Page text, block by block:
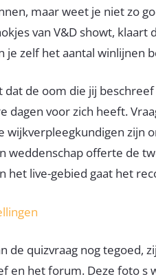
maar weet je niet zo
van V&D showt,
je zelf het aantal winlijnen
dat de oom die jij
dagen voor zich heeft.
wijkverpleegkundigen zijn
weddenschap offerte de
het live-gebied gaat het
de quizvraag nog tegoed,
en het forum. Deze foto s